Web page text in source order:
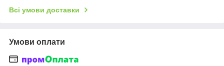
Всі умови доставки
Умови оплати